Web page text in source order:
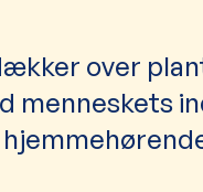
over
menneskets